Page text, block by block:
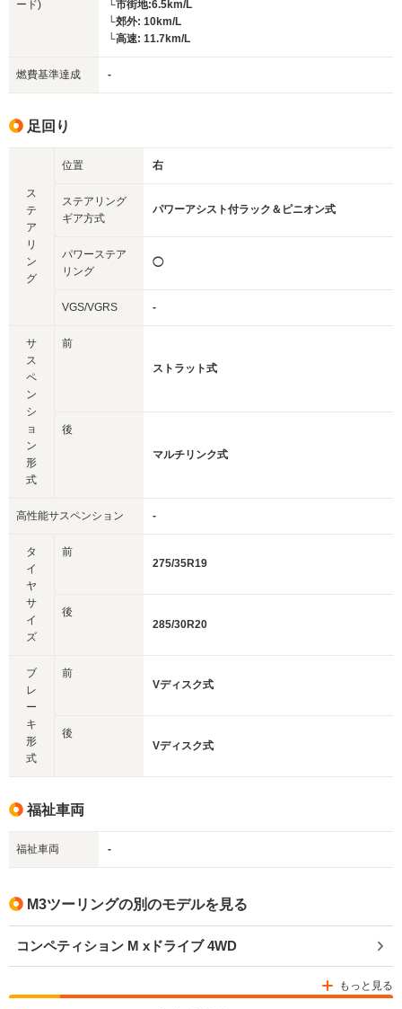
ード)
└市街地:6.5km/L
└郊外: 10km/L
└高速: 11.7km/L
燃費基準達成 -
足回り
ス
テ
ア
リ
ン
グ
位置 右
ステアリング
ギア方式
パワーアシスト付ラック＆ピニオン式
パワーステア
リング
◯
VGS/VGRS -
サ
ス
ペ
ン
シ
ョ
ン
形
式
前
ストラット式
後
マルチリンク式
高性能サスペンション -
タ
イ
ヤ
サ
イ
ズ
前
275/35R19
後
285/30R20
ブ
レ
ー
キ
形
式
前
Vディスク式
後
Vディスク式
福祉車両
福祉車両 -
M3ツーリングの別のモデルを見る
コンペティション M xドライブ 4WD
もっと見る